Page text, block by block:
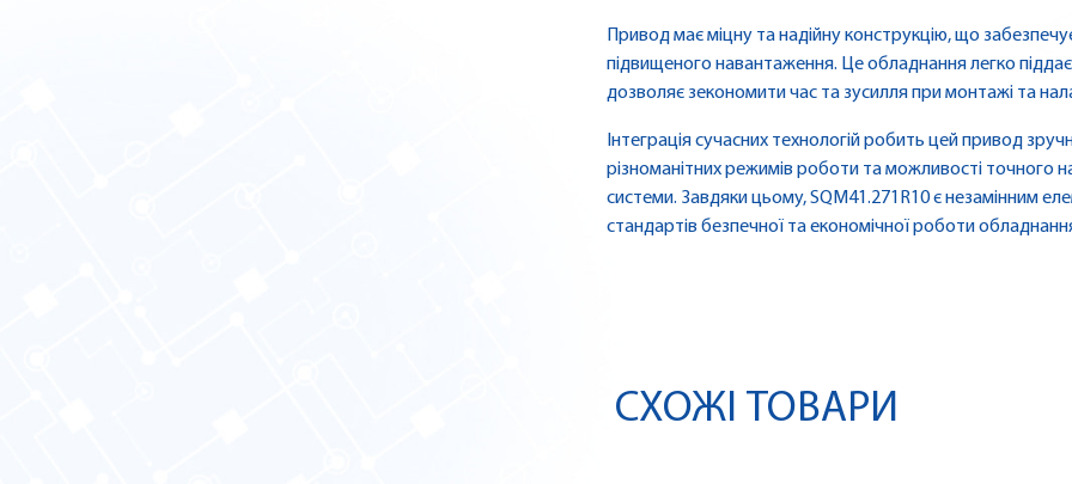
Привод має міцну та надійну конструкцію, що
підвищеного навантаження. Це обладнання легко
дозволяє зекономити час та зусилля при монтажі та
Інтеграція сучасних технологій робить цей привод
різноманітних режимів роботи та можливості точного
системи. Завдяки цьому, SQM41.271R10 є незамінним
стандартів безпечної та економічної роботи
СХОЖІ ТОВАРИ